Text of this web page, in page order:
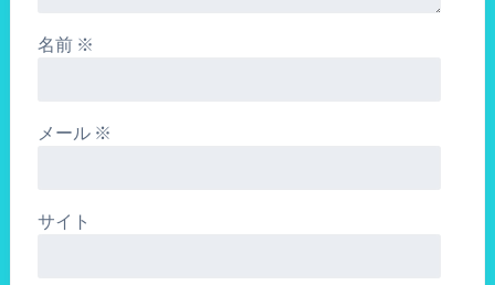
名前 ※
メール ※
サイト